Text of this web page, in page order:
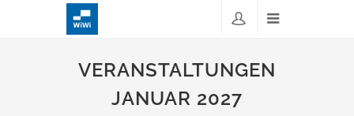
VERANSTALTUNGEN
JANUAR 2027